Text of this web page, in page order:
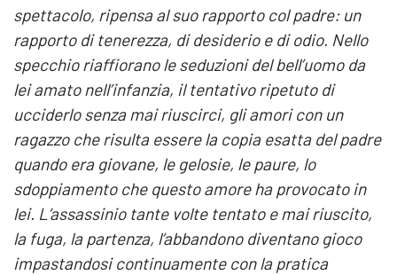
spettacolo, ripensa al suo rapporto col padre: un
rapporto di tenerezza, di desiderio e di odio. Nello
specchio riaffiorano le seduzioni del bell’uomo da
lei amato nell’infanzia, il tentativo ripetuto di
ucciderlo senza mai riuscirci, gli amori con un
ragazzo che risulta essere la copia esatta del padre
quando era giovane, le gelosie, le paure, lo
sdoppiamento che questo amore ha provocato in
lei. L’assassinio tante volte tentato e mai riuscito,
la fuga, la partenza, l’abbandono diventano gioco
impastandosi continuamente con la pratica